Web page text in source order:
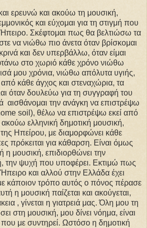
ερευνώ και ακούω τη μουσική,
και εύχομαι για τη στιγμή που
Σκέφτομαι πως θα βελτιώσω τα
να νιώθω πιο άνετα όταν βρίσκομαι
και δεν υπερβάλλω, όταν είμαι
στο χωριό κάθε χρόνο νιώθω
μου χρόνια, νιώθω απόλυτα υγιής,
κάθε άγχος και στεναχώρια, τα
όταν δουλεύω για τη συγγραφή του
αισθάνομαι την ανάγκη να επιστρέψω
soil), θέλω να επιστρέψω εκεί από
ελληνική δημοτική μουσική,
Ηπείρου, με διαμορφώνει κάθε
πρόκειται για κάθαρση. Είναι όμως
η μουσική, επιδιορθώνει την
την ψυχή που υποφέρει. Εκτιμώ πως
και αλλού στην Ελλάδα έχει
κάποιον τρόπο αυτός ο πόνος πέρασε
η μουσική παίζεται και ακούγεται,
, γίνεται η γιατρειά μας. Όλη μου τη
στη μουσική, μου δίνει νόημα, είναι
με συντηρεί. Ωστόσο η δημοτική